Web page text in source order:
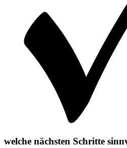
welche nächsten Schritte